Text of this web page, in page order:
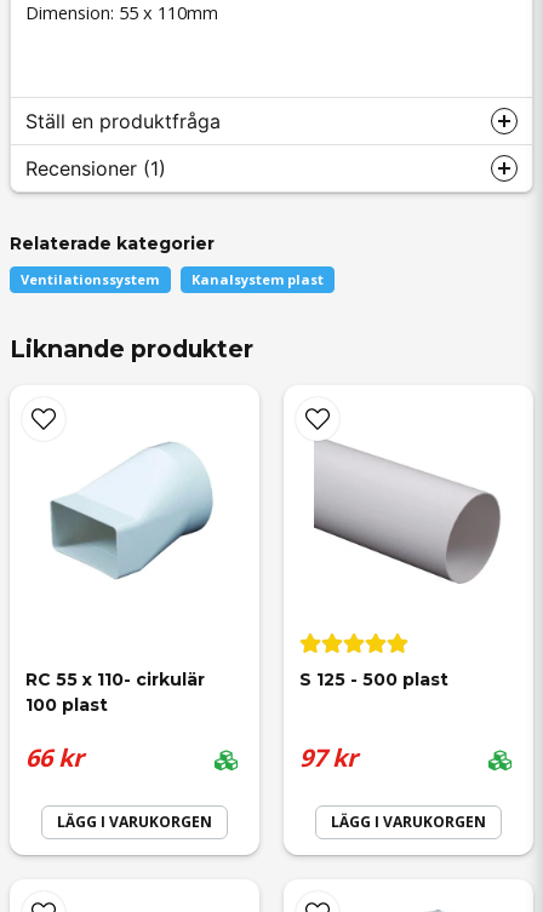
Dimension: 55 x 110mm
Ställ en produktfråga
question
Fråga oss något om denna produkten...
nameNamn
emailMejladress
Ja, ni får publicera min fråga
Recensioner (1)
Karl Sven Sören
Perfekt för mitt ändamål!!
Relaterade kategorier
Ventilationssystem Kanalsystem plast
Liknande produkter
RC 55 x 110- cirkulär
100 plast
66 kr
LÄGG I VARUKORGEN
S 125 - 500 plast
97 kr
LÄGG I VARUKORGEN